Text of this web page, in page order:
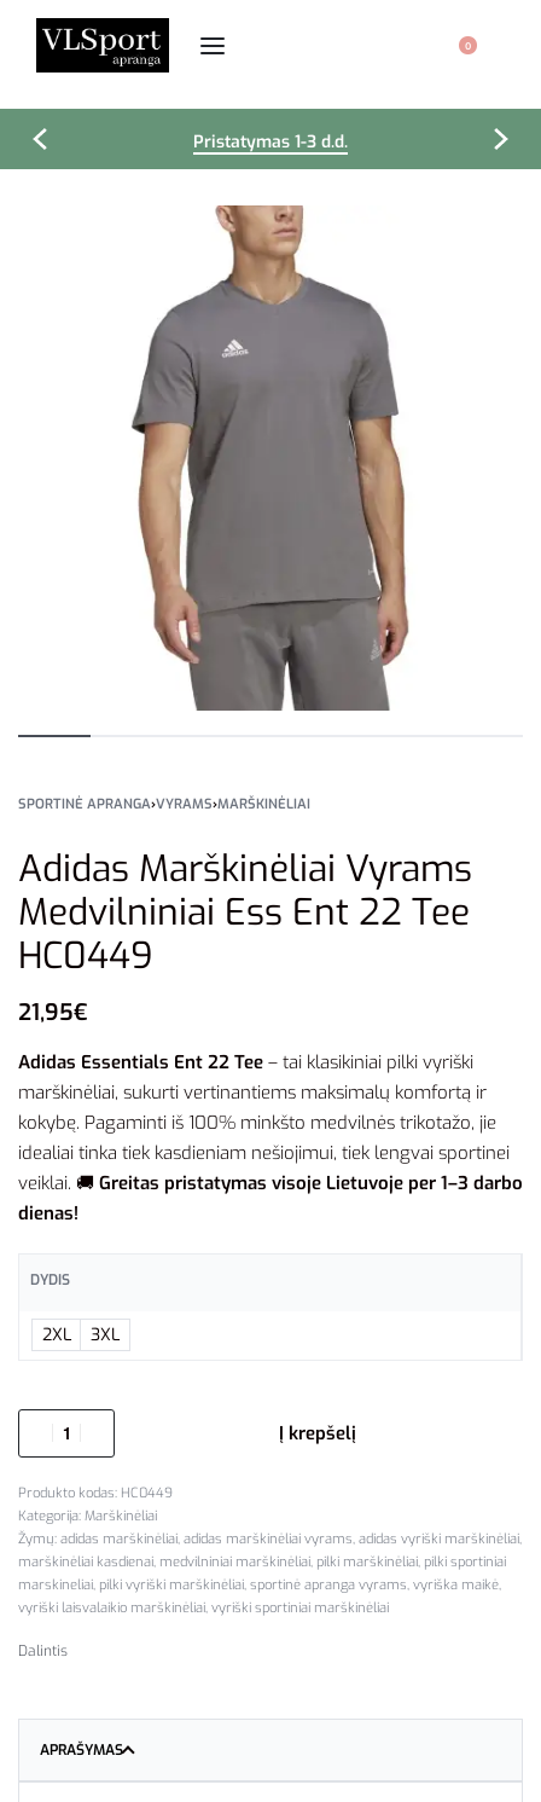
0
Pristatymas 1-3 d.d.
SPORTINĖ APRANGA›VYRAMS›MARŠKINĖLIAI
Adidas Marškinėliai Vyrams
Medvilniniai Ess Ent 22 Tee
HC0449
21,95€
Adidas Essentials Ent 22 Tee – tai klasikiniai pilki vyriški
marškinėliai, sukurti vertinantiems maksimalų komfortą ir
kokybę. Pagaminti iš 100% minkšto medvilnės trikotažo, jie
idealiai tinka tiek kasdieniam nešiojimui, tiek lengvai sportinei
veiklai. 🚚 Greitas pristatymas visoje Lietuvoje per 1–3 darbo
dienas!
DYDIS
2XL 3XL
Į krepšelį
HC0449
Kategorija: Marškinėliai
Žymų: adidas marškinėliai, adidas marškinėliai vyrams, adidas vyriški marškinėliai,
marškinėliai kasdienai, medvilniniai marškinėliai, pilki marškinėliai, pilki sportiniai
marskineliai, pilki vyriški marškinėliai, sportinė apranga vyrams, vyriška maikė,
vyriški laisvalaikio marškinėliai, vyriški sportiniai marškinėliai
Dalintis
APRAŠYMAS